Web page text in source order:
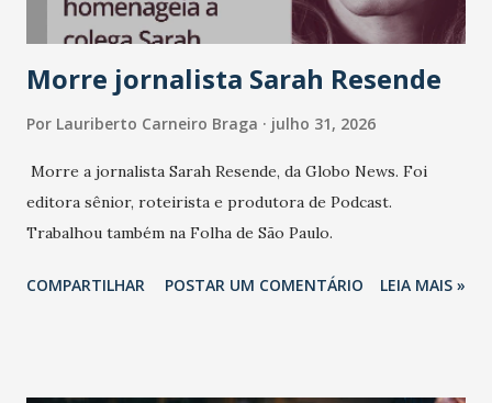
marcas, pessoas e mercado", afirma Tamires So...
Morre jornalista Sarah Resende
Por Lauriberto Carneiro Braga julho 31, 2026
Morre a jornalista Sarah Resende, da Globo News. Foi
editora sênior, roteirista e produtora de Podcast.
Trabalhou também na Folha de São Paulo.
COMPARTILHAR POSTAR UM COMENTÁRIO LEIA MAIS »